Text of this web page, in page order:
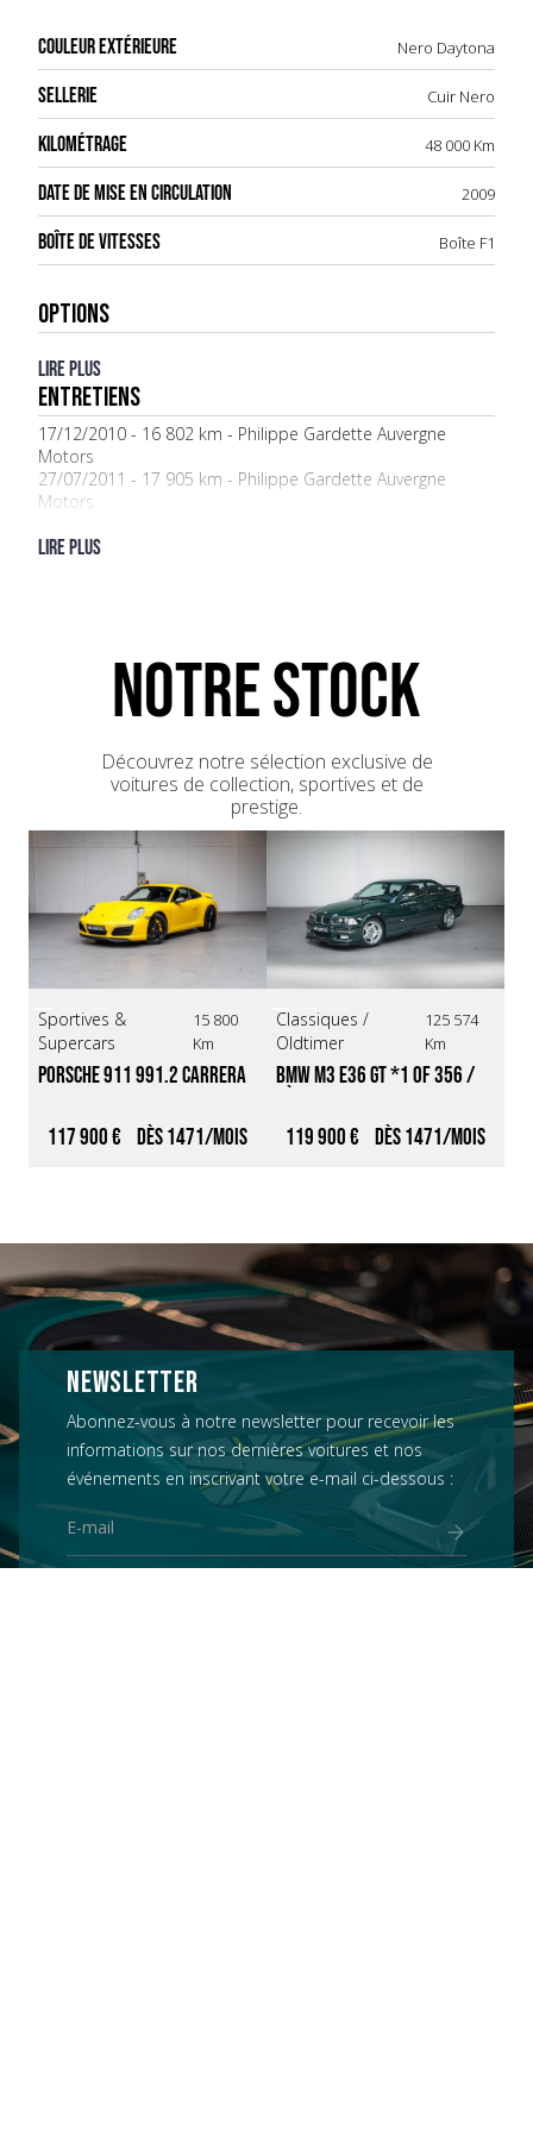
COULEUR EXTÉRIEURE Nero Daytona
SELLERIE Cuir Nero
KILOMÉTRAGE 48 000 Km
DATE DE MISE EN CIRCULATION 2009
BOÎTE DE VITESSES Boîte F1
OPTIONS
Lire plus
ENTRETIENS
17/12/2010 - 16 802 km - Philippe Gardette Auvergne
Motors
27/07/2011 - 17 905 km - Philippe Gardette Auvergne
Motors
30/03/2015 - 25 380 km - Modena Sport Ferrari Maserati
Lire plus
monte en concession, le kit HGTE coûtait la
NOTRE STOCK
Découvrez notre sélection exclusive de
voitures de collection, sportives et de
prestige.
Sportives &
Supercars
15 800
Km
Porsche 911 991.2 Carrera
exclusive / PCCB*
117 900 € 1471
Classiques /
Oldtimer
125 574
Km
BMW M3 E36 GT *1 of 356 /
119 900 €
1471
NEWSLETTER
Abonnez-vous à notre newsletter pour recevoir les
informations sur nos dernières voitures et nos
événements en inscrivant votre e-mail ci-dessous :